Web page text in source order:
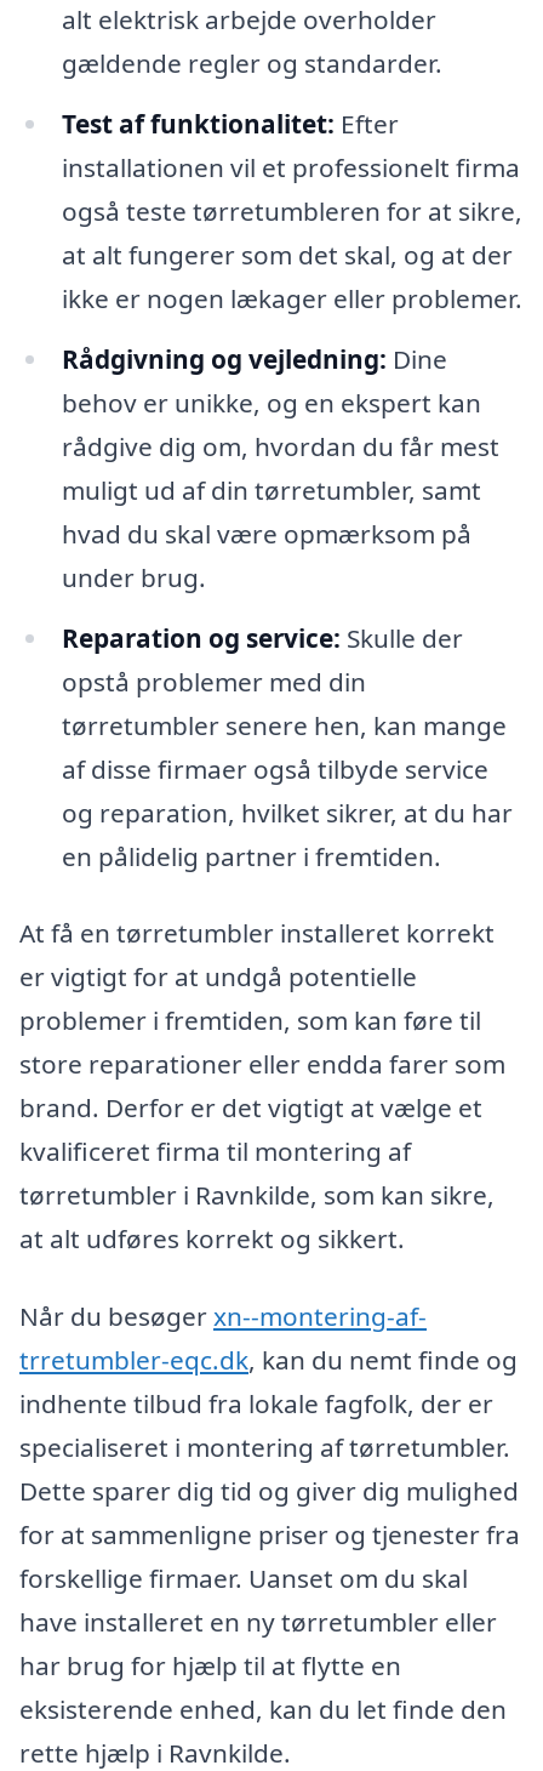
alt elektrisk arbejde overholder
gældende regler og standarder.
Test af funktionalitet: Efter
installationen vil et professionelt firma
også teste tørretumbleren for at sikre,
at alt fungerer som det skal, og at der
ikke er nogen lækager eller problemer.
Rådgivning og vejledning: Dine
behov er unikke, og en ekspert kan
rådgive dig om, hvordan du får mest
muligt ud af din tørretumbler, samt
hvad du skal være opmærksom på
under brug.
Reparation og service: Skulle der
opstå problemer med din
tørretumbler senere hen, kan mange
af disse firmaer også tilbyde service
og reparation, hvilket sikrer, at du har
en pålidelig partner i fremtiden.
At få en tørretumbler installeret korrekt
er vigtigt for at undgå potentielle
problemer i fremtiden, som kan føre til
store reparationer eller endda farer som
brand. Derfor er det vigtigt at vælge et
kvalificeret firma til montering af
tørretumbler i Ravnkilde, som kan sikre,
at alt udføres korrekt og sikkert.
Når du besøgerxn--montering-af-
trretumbler-eqc.dk, kan du nemt finde og
indhente tilbud fra lokale fagfolk, der er
specialiseret i montering af tørretumbler.
Dette sparer dig tid og giver dig mulighed
for at sammenligne priser og tjenester fra
forskellige firmaer. Uanset om du skal
have installeret en ny tørretumbler eller
har brug for hjælp til at flytte en
eksisterende enhed, kan du let finde den
rette hjælp i Ravnkilde.